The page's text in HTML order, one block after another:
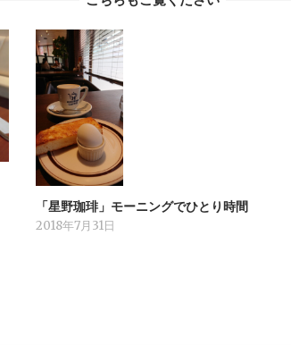
「星野珈琲」モーニングでひとり時間
2018年7月31日